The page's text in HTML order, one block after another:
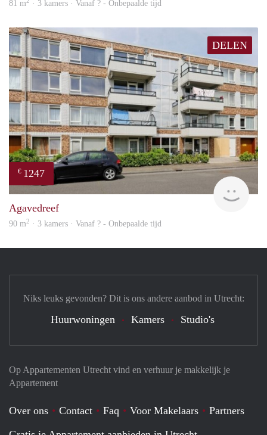
81 m · 3 kamers · Vanaf ? - Onbepaalde tijd
DELEN
€ 1247
Agavedreef
90 m2 · 3 kamers · Vanaf ? - Onbepaalde tijd
Op Appartementen Utrecht vind en verhuur je makkelijk je
Appartement
Over ons Contact Faq Voor Makelaars
Partners
Niks leuks gevonden? Dit is ons andere aanbod in Utrecht:
Huurwoningen Kamers Studio's